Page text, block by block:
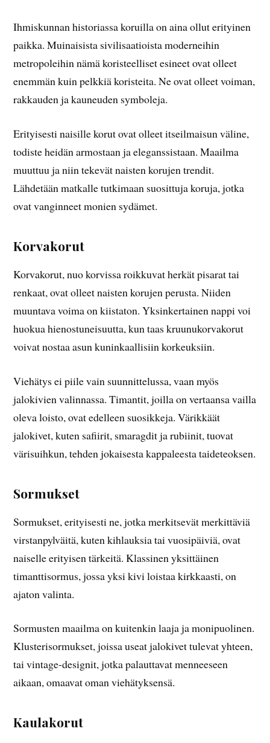
Ihmiskunnan historiassa koruilla on aina ollut erityinen
paikka. Muinaisista sivilisaatioista moderneihin
metropoleihin nämä koristeelliset esineet ovat olleet
enemmän kuin pelkkiä koristeita. Ne ovat olleet voiman,
rakkauden ja kauneuden symboleja.
Erityisesti naisille korut ovat olleet itseilmaisun väline,
todiste heidän armostaan ja eleganssistaan. Maailma
muuttuu ja niin tekevät naisten korujen trendit.
Lähdetään matkalle tutkimaan suosittuja koruja, jotka
ovat vanginneet monien sydämet.
Korvakorut
Korvakorut, nuo korvissa roikkuvat herkät pisarat tai
renkaat, ovat olleet naisten korujen perusta. Niiden
muuntava voima on kiistaton. Yksinkertainen nappi voi
huokua hienostuneisuutta, kun taas kruunukorvakorut
voivat nostaa asun kuninkaallisiin korkeuksiin.
Viehätys ei piile vain suunnittelussa, vaan myös
jalokivien valinnassa. Timantit, joilla on vertaansa vailla
oleva loisto, ovat edelleen suosikkeja. Värikkäät
jalokivet, kuten safiirit, smaragdit ja rubiinit, tuovat
värisuihkun, tehden jokaisesta kappaleesta taideteoksen.
Sormukset
Sormukset, erityisesti ne, jotka merkitsevät merkittäviä
virstanpylväitä, kuten kihlauksia tai vuosipäiviä, ovat
naiselle erityisen tärkeitä. Klassinen yksittäinen
timanttisormus, jossa yksi kivi loistaa kirkkaasti, on
ajaton valinta.
Sormusten maailma on kuitenkin laaja ja monipuolinen.
Klusterisormukset, joissa useat jalokivet tulevat yhteen,
tai vintage-designit, jotka palauttavat menneeseen
aikaan, omaavat oman viehätyksensä.
Kaulakorut